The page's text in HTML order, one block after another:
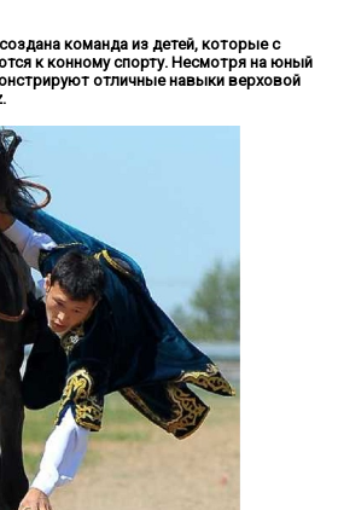
команда из детей, которые с
к конному спорту. Несмотря на юный
отличные навыки верховой